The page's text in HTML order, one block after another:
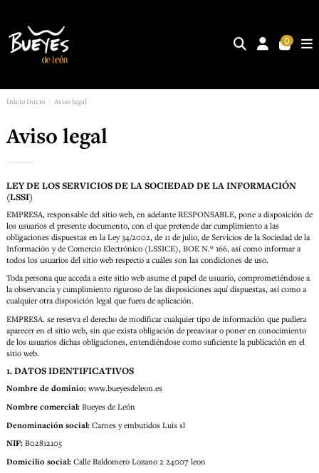
0
Inicio Inicio Aviso legal
Aviso legal
LEY DE LOS SERVICIOS DE LA SOCIEDAD DE LA INFORMACIÓN
(LSSI)
EMPRESA, responsable del sitio web, en adelante RESPONSABLE, pone a disposición de
los usuarios el presente documento, con el que pretende dar cumplimiento a las
obligaciones dispuestas en la Ley 34/2002, de 11 de julio, de Servicios de la Sociedad de la
Información y de Comercio Electrónico (LSSICE), BOE N.º 166, así como informar a
todos los usuarios del sitio web respecto a cuáles son las condiciones de uso.
Toda persona que acceda a este sitio web asume el papel de usuario, comprometiéndose a
la observancia y cumplimiento riguroso de las disposiciones aquí dispuestas, así como a
cualquier otra disposición legal que fuera de aplicación.
EMPRESA. se reserva el derecho de modificar cualquier tipo de información que pudiera
aparecer en el sitio web, sin que exista obligación de preavisar o poner en conocimiento
de los usuarios dichas obligaciones, entendiéndose como suficiente la publicación en el
sitio web.
1. DATOS IDENTIFICATIVOS
Nombre de dominio: www.bueyesdeleon.es
Nombre comercial: Bueyes de León
Denominación social: Carnes y embutidos Luis sl
NIF: B02812105
Domicilio social: Calle Baldomero Lozano 2 24007 leon